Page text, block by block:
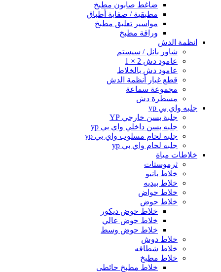
ضاغط صابون مطبخ
مطبقية / صفاية أطباق
مواسير تعليق مطبخ
وراقة مطبخ
انظمة الدش
شاور بانل / سيستم
عامود دش 2 × 1
عامود دش بالخلاط
قطع غيار أنظمة الدش
مجموعة سماعة
مسطرة دش
جلبه واي بي yp
جلبة بسن خارجي YP
جلبه بسن داخلي واي بي yp
جلبه لحام مسلوب واي بي yp
جلبه لحام واي بي yp
خلاطات مياة
ثرموستات
خلاط بانيو
خلاط بيديه
خلاط حواض
خلاط حوض
خلاط حوض ديكور
خلاط حوض عالي
خلاط حوض وسط
خلاط دوش
خلاط شطافه
خلاط مطبخ
خلاط مطبخ حائطى